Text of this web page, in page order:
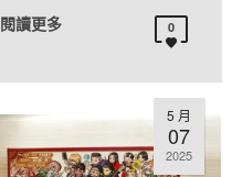
閱讀更多 0
5 月
07
2025